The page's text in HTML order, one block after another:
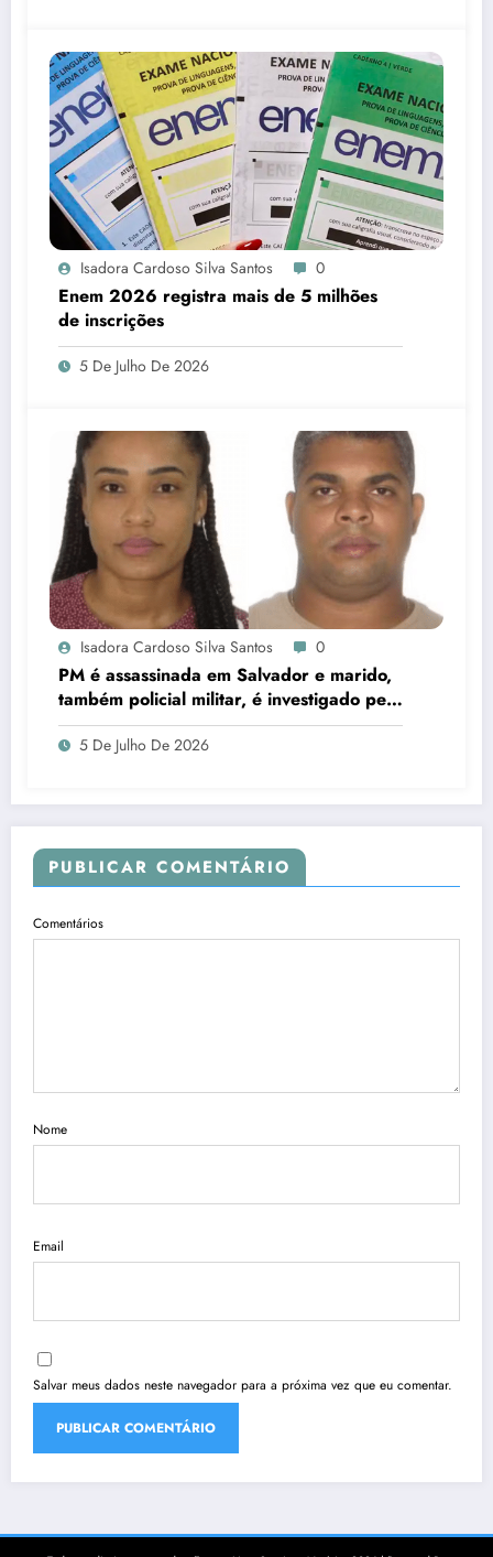
Isadora Cardoso Silva Santos 0
Enem 2026 registra mais de 5 milhões
de inscrições
5 De Julho De 2026
Isadora Cardoso Silva Santos 0
PM é assassinada em Salvador e marido,
também policial militar, é investigado pelo
crime
5 De Julho De 2026
PUBLICAR COMENTÁRIO
Comentários
Nome
Email
Salvar meus dados neste navegador para a próxima vez que eu comentar.